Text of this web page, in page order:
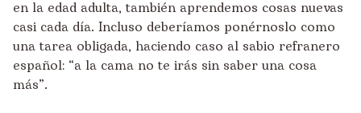
en la edad adulta, también aprendemos cosas nuevas
casi cada día. Incluso deberíamos ponérnoslo como
una tarea obligada, haciendo caso al sabio refranero
español: “a la cama no te irás sin saber una cosa
más”.